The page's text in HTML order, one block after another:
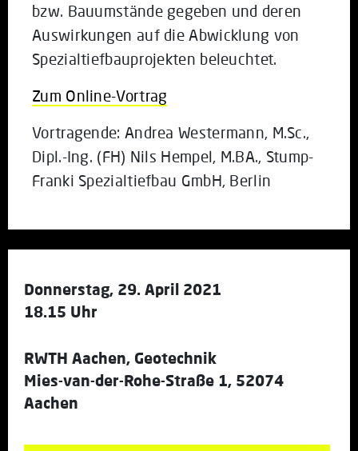
bzw. Bauumstände gegeben und deren
Auswirkungen auf die Abwicklung von
Spezialtiefbauprojekten beleuchtet.
Zum Online-Vortrag
Vortragende: Andrea Westermann, M.Sc.,
Dipl.-Ing. (FH) Nils Hempel, M.BA., Stump-
Franki Spezialtiefbau GmbH, Berlin
Donnerstag, 29. April 2021
18.15 Uhr
RWTH Aachen, Geotechnik
Mies-van-der-Rohe-Straße 1, 52074
Aachen